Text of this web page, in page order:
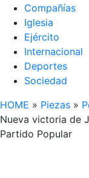
Compañías
Iglesia
Ejército
Internacional
Deportes
Sociedad
HOME » Piezas »
Nueva victoria de
Partido Popular